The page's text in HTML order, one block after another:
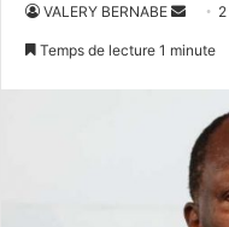
VALERY BERNABE
Temps de lecture 1 minute